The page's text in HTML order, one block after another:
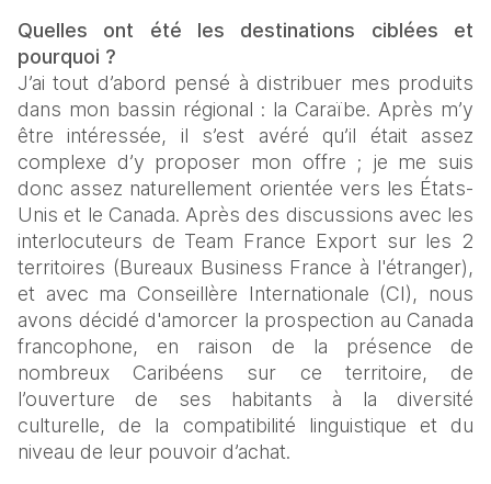
Quelles ont été les destinations ciblées et
pourquoi ?
J’ai tout d’abord pensé à distribuer mes produits
dans mon bassin régional : la Caraïbe. Après m’y
être intéressée, il s’est avéré qu’il était assez
complexe d’y proposer mon offre ; je me suis
donc assez naturellement orientée vers les États-
Unis et le Canada. Après des discussions avec les
interlocuteurs de Team France Export sur les 2
territoires (Bureaux Business France à l'étranger),
et avec ma Conseillère Internationale (CI), nous
avons décidé d'amorcer la prospection au Canada
francophone, en raison de la présence de
nombreux Caribéens sur ce territoire, de
l’ouverture de ses habitants à la diversité
culturelle, de la compatibilité linguistique et du
niveau de leur pouvoir d’achat.